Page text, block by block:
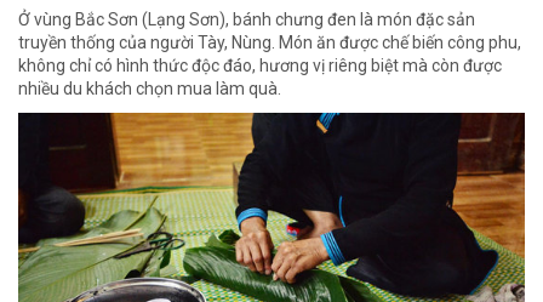
Ở vùng Bắc Sơn (Lạng Sơn), bánh chưng đen là món đặc sản
truyền thống của người Tày, Nùng. Món ăn được chế biến công phu,
không chỉ có hình thức độc đáo, hương vị riêng biệt mà còn được
nhiều du khách chọn mua làm quà.